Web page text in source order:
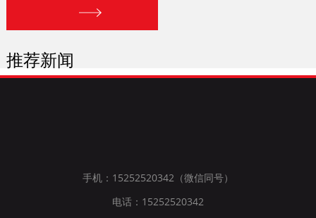
推荐新闻
手机：15252520342（微信同号）
电话：15252520342